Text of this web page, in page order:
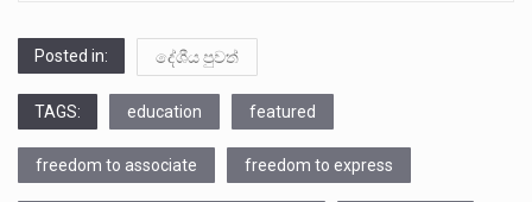
Posted in: දේශීය පුවත්
TAGS: education featured
freedom to associate freedom to express